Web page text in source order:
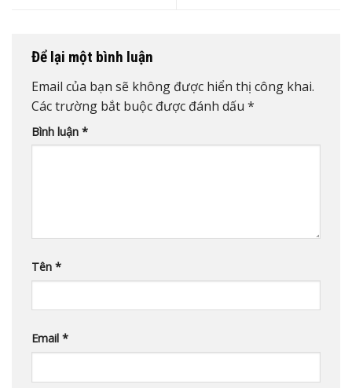
Để lại một bình luận
Email của bạn sẽ không được hiển thị công khai.
Các trường bắt buộc được đánh dấu *
Bình luận *
Tên *
Email *